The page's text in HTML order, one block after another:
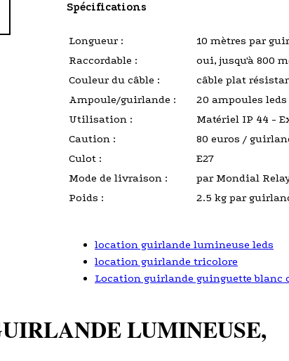
Spécifications
Longueur :
10 mètres par
Raccordable :
oui, jusqu'à 800
Couleur du câble :
câble plat
Ampoule/guirlande :
20 ampoules
Utilisation :
Matériel IP 44 -
Caution :
80 euros /
Culot :
E27
Mode de livraison :
par Mondial
Poids :
2.5 kg par
location guirlande lumineuse leds
location guirlande tricolore
Location guirlande guinguette blanc
LUMINEUSE,